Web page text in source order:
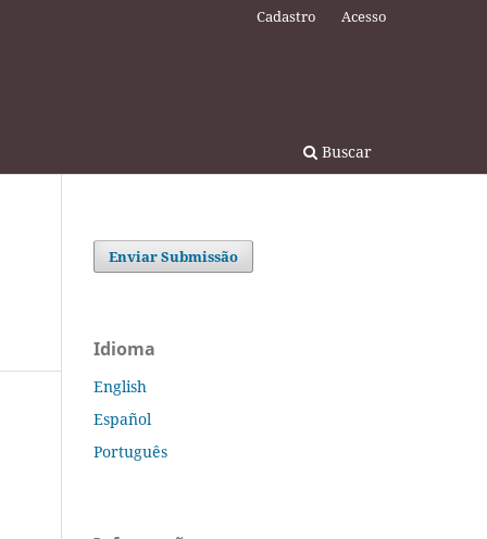
Buscar
Cadastro Acesso
Enviar Submissão
Idioma
English
Español
Português